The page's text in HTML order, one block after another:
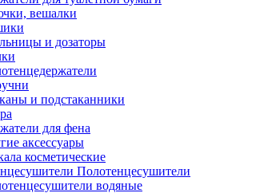
вешалки
и дозаторы
и подстаканники
для фена
аксессуары
косметические
Полотенцесушители
водяные